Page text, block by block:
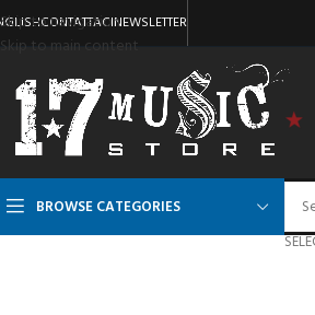
Skip to navigation
Skip to main content
CONTATTACINEWSLETTER
BROWSE CATEGORIES